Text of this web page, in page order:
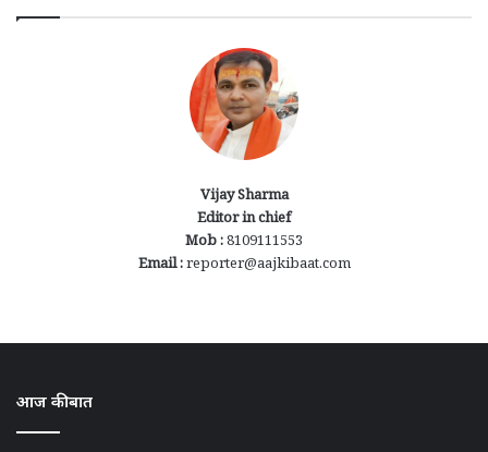
Vijay Sharma
Editor in chief
Mob :8109111553
Email :reporter@aajkibaat.com
आज की बात